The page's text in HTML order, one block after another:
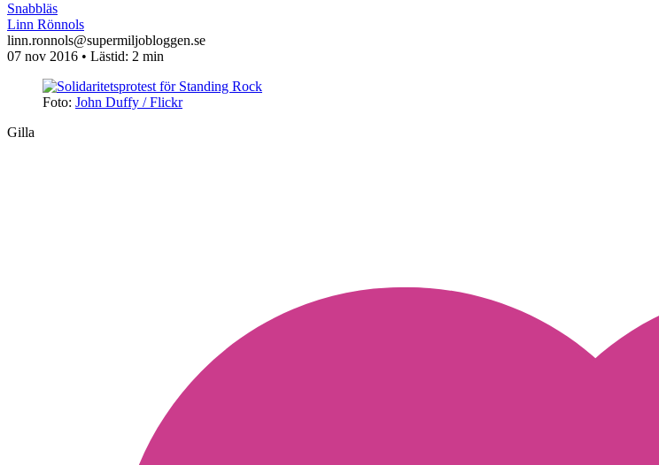
Snabbläs
Linn Rönnols
linn.ronnols@supermiljobloggen.se
07 nov 2016 • Lästid: 2 min
Foto: John Duffy / Flickr
Gilla